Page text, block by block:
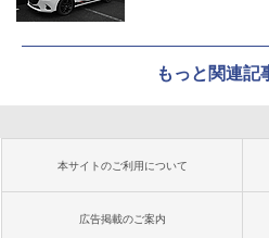
もっと関連記
本サイトのご利用について
広告掲載のご案内